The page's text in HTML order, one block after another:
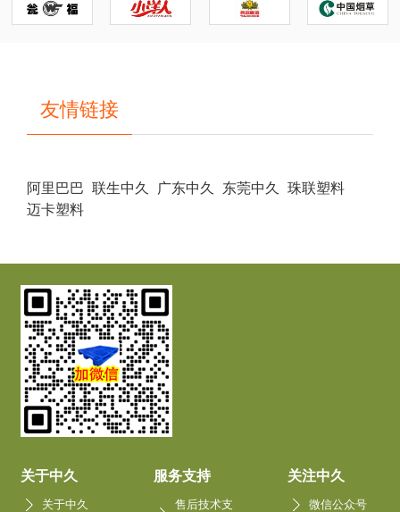
友情链接
阿里巴巴 联生中久 广东中久 东莞中久
珠联塑料
迈卡塑料
关于中久
关于中久
服务支持
售后技术支
关注中久
微信公众号